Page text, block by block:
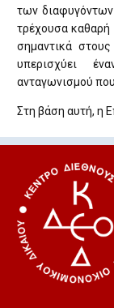
των
τρέχουσα καθαρή
σημαντικά
υπερισχύει
ανταγωνισμού
Στη βάση αυτή, η